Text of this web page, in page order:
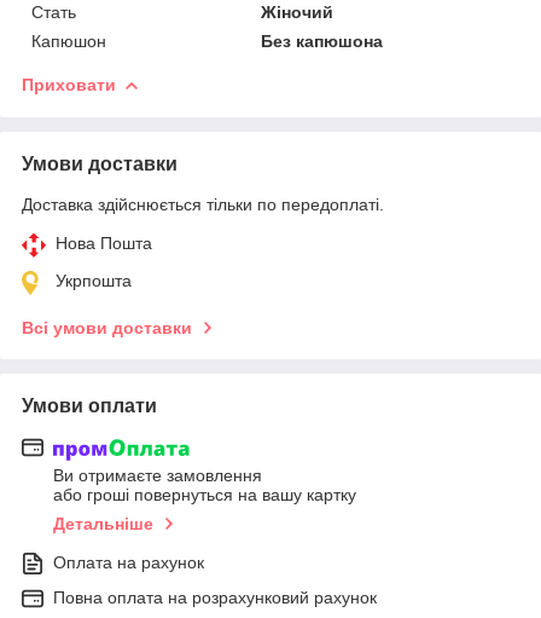
Стать
Жіночий
Капюшон
Без капюшона
Приховати
Умови доставки
Доставка здійснюється тільки по передоплаті.
Нова Пошта
Укрпошта
Всі умови доставки
Умови оплати
Ви отримаєте замовлення
або гроші повернуться на вашу картку
Детальніше
Оплата на рахунок
Повна оплата на розрахунковий рахунок